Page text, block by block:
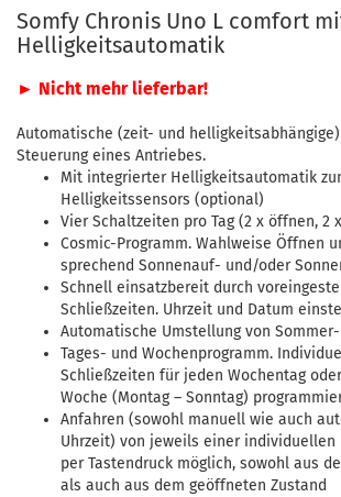
Somfy Chronis Uno L comfort
Helligkeitsautomatik
► Nicht mehr lieferbar!
Automatische (zeit- und
Steuerung eines Antriebes.
Mit integrierter Helligkeitsautomatik
Helligkeitssensors (optional)
Vier Schaltzeiten pro Tag (2 x öffnen, 2
Cosmic-Programm. Wahlweise Öffnen
sprechend Sonnenauf- und/oder
Schnell einsatzbereit durch
Schließzeiten. Uhrzeit und Datum
Automatische Umstellung von
Tages- und Wochenprogramm.
Schließzeiten für jeden Wochentag
Woche (Montag – Sonntag)
Anfahren (sowohl manuell wie auch
Uhrzeit) von jeweils einer individuellen
per Tastendruck möglich, sowohl aus
als auch aus dem geöffneten Zustand